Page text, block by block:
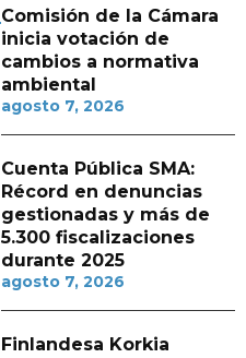
Comisión de la Cámara
inicia votación de
cambios a normativa
ambiental
agosto 7, 2026
Cuenta Pública SMA:
Récord en denuncias
gestionadas y más de
5.300 fiscalizaciones
durante 2025
agosto 7, 2026
Finlandesa Korkia